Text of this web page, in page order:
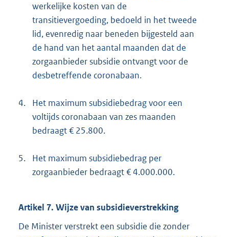
werkelijke kosten van de
transitievergoeding, bedoeld in het tweede
lid, evenredig naar beneden bijgesteld aan
de hand van het aantal maanden dat de
zorgaanbieder subsidie ontvangt voor de
desbetreffende coronabaan.
4.
Het maximum subsidiebedrag voor een
voltijds coronabaan van zes maanden
bedraagt € 25.800.
5.
Het maximum subsidiebedrag per
zorgaanbieder bedraagt € 4.000.000.
Artikel 7. Wijze van subsidieverstrekking
De Minister verstrekt een subsidie die zonder